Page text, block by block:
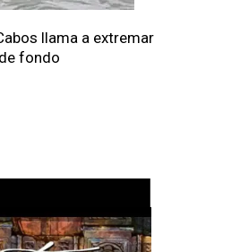
llama a extremar
fondo